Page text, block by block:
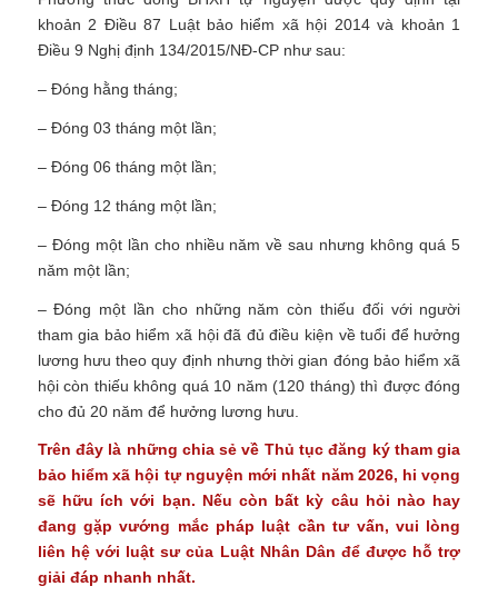
khoản 2 Điều 87 Luật bảo hiểm xã hội 2014 và khoản 1
Điều 9 Nghị định 134/2015/NĐ-CP như sau:
– Đóng hằng tháng;
– Đóng 03 tháng một lần;
– Đóng 06 tháng một lần;
– Đóng 12 tháng một lần;
– Đóng một lần cho nhiều năm về sau nhưng không quá 5
năm một lần;
– Đóng một lần cho những năm còn thiếu đối với người
tham gia bảo hiểm xã hội đã đủ điều kiện về tuổi để hưởng
lương hưu theo quy định nhưng thời gian đóng bảo hiểm xã
hội còn thiếu không quá 10 năm (120 tháng) thì được đóng
cho đủ 20 năm để hưởng lương hưu.
Trên đây là những chia sẻ về Thủ tục đăng ký tham gia
bảo hiểm xã hội tự nguyện mới nhất năm 2026, hi vọng
sẽ hữu ích với bạn. Nếu còn bất kỳ câu hỏi nào hay
đang gặp vướng mắc pháp luật cần tư vấn, vui lòng
liên hệ với luật sư của Luật Nhân Dân để được hỗ trợ
giải đáp nhanh nhất.